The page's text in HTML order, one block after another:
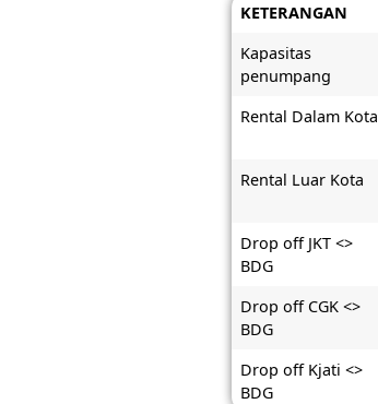
KETERANGAN
Kapasitas
penumpang
Rental Dalam Kota
Rental Luar Kota
Drop off JKT <>
BDG
Drop off CGK <>
BDG
Drop off Kjati <>
BDG